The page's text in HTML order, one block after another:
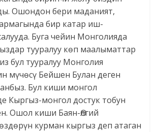
Ошондон бери маданият,
бир катар иш-
Буга чейин Монголияда
тууралуу көп маалыматтар
бул тууралуу Монголия
мүчөсү Бейшен Булан деген
Бул киши монгол
Кыргыз-монгол достук тобун
Ошол киши Баян-Өлгий
курман кыргыз деп атаган